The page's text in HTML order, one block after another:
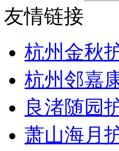
友情链接
杭州金秋
杭州邻嘉
良渚随园
萧山海月